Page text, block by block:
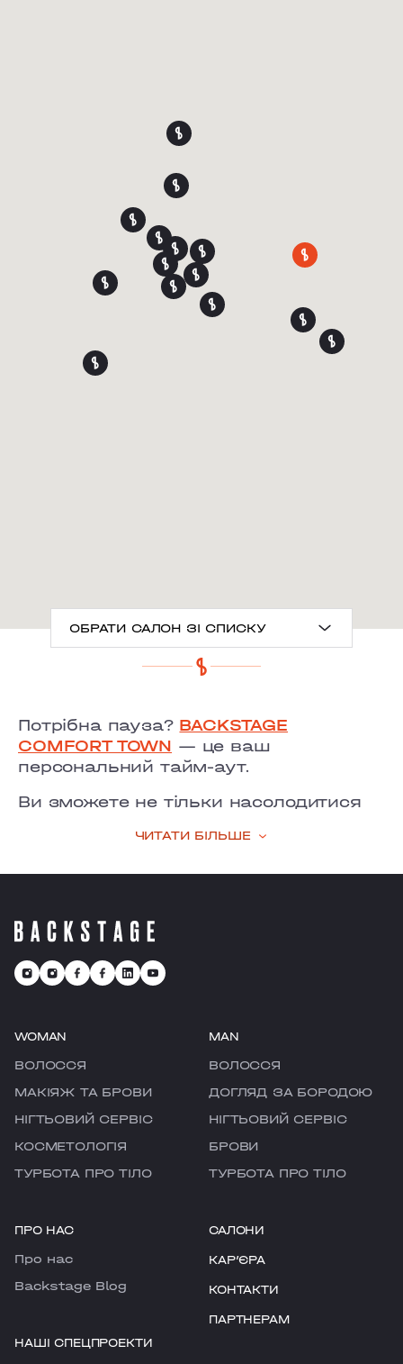
ОБРАТИ САЛОН ЗІ СПИСКУ
MYSHUHY
GRAND PRIX
LOBANOVSKOHO
TEREMKY
KLOVSKYI
LYPKY
COMFORT TOWN
Потрібна пауза? BACKSTAGE
COMFORT TOWN — це ваш
персональний тайм-аут.
Ви зможете не тільки насолодитися
майстрів, косметологів чи
салону. Вихихніть, адже вашіа точно
не нудьгуватимуть у дитячому
куточку. Це ваш тайм-аут та час на
рефреш.
ЧИТАТИ БІЛЬШЕ
WOMAN
ВОЛОССЯ
МАКІЯЖ ТА БРОВИ
НІГТЬОВИЙ СЕРВІС
КОСМЕТОЛОГІЯ
ТУРБОТА ПРО ТІЛО
MAN
ВОЛОССЯ
ДОГЛЯД ЗА БОРОДОЮ
НІГТЬОВИЙ СЕРВІС
БРОВИ
ТУРБОТА ПРО ТІЛО
ПРО НАС
Про нас
Backstage Blog
НАШІ СПЕЦПРОЕКТИ
САЛОНИ
КАРʼЄРА
КОНТАКТИ
ПАРТНЕРАМ